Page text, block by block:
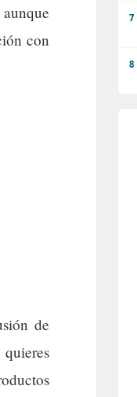
con
de
7
8